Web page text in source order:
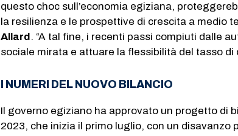
questo choc sull’economia egiziana,
la resilienza e le prospettive di crescita a medio
Allard. “A tal fine, i recenti passi compiuti dalle
sociale mirata e attuare la flessibilità del tasso di
I NUMERI DEL NUOVO BILANCIO
Il governo egiziano ha approvato un progetto di
2023, che inizia il primo luglio, con un disavanzo